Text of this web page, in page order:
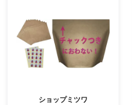
ショップミツワ